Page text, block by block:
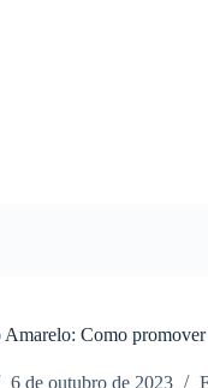
Como
6 de outubro de 2023